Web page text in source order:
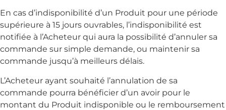
En cas d’indisponibilité d’un Produit pour une période
supérieure à 15 jours ouvrables, l’indisponibilité est
notifiée à l’Acheteur qui aura la possibilité d’annuler sa
commande sur simple demande, ou maintenir sa
commande jusqu’à meilleurs délais.
L’Acheteur ayant souhaité l’annulation de sa
commande pourra bénéficier d’un avoir pour le
montant du Produit indisponible ou le remboursement